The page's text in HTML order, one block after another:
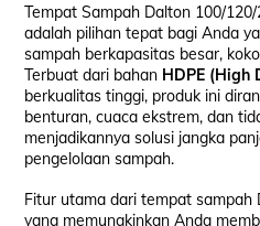
Tempat Sampah Dalton 100/
adalah pilihan tepat bagi Anda
sampah berkapasitas besar,
Terbuat dari bahan HDPE (High
berkualitas tinggi, produk ini
benturan, cuaca ekstrem, dan
menjadikannya solusi jangka
pengelolaan sampah.
Fitur utama dari tempat
yang memungkinkan Anda